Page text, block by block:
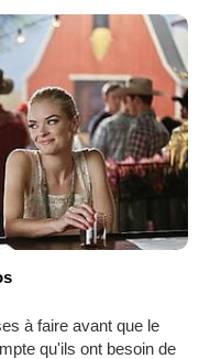
à faire avant que le
qu'ils ont besoin de